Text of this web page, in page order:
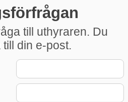
till uthyraren. Du
din e-post.